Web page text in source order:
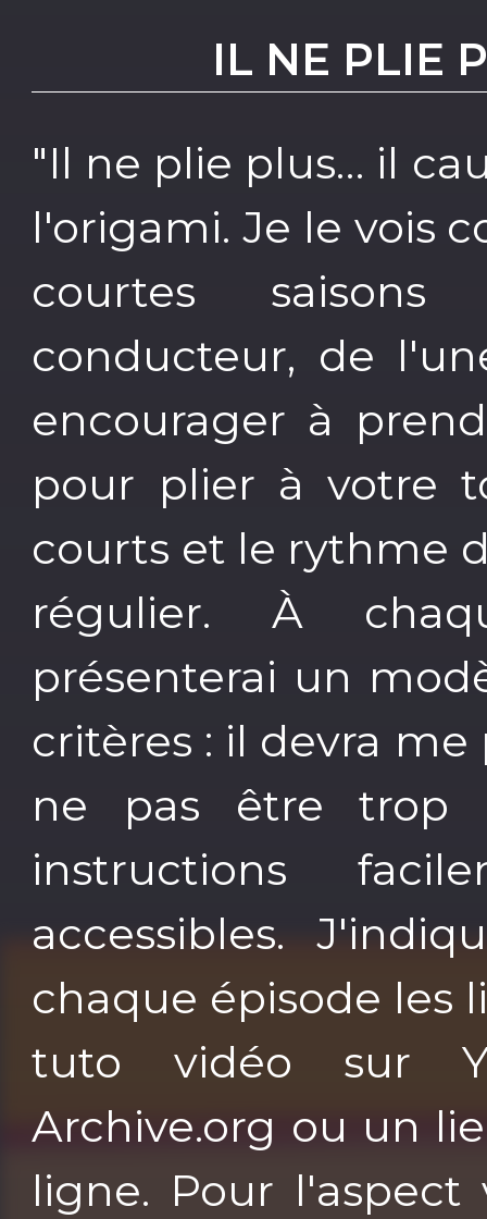
IL NE PLIE
"Il ne plie plus… il
l'origami. Je le vois
courtes
conducteur, de
encourager à
pour plier à votre
courts et le rythme
régulier. À
présenterai un
critères : il devra
ne pas être trop
instructions
accessibles.
chaque épisode les
tuto vidéo sur
Archive.org ou un
ligne. Pour l'aspect